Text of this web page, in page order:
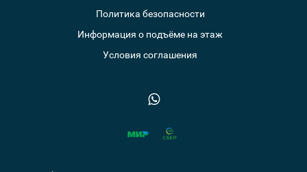
Политика безопасности
Информация о подъёме на этаж
Условия соглашения